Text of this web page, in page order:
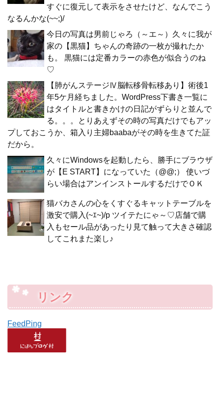
すぐに復元して表示をさせたけど、なんでこう
なるんかな(~~;)/
今日の写真は男前じゃろ（～エ～）久々に我が
家の【黒猫】ちゃんの奇跡の一枚が撮れたか
も。 黒猫には定番カラーの赤色が似合うのね
♡
【肺がんステージⅣ脳転移骨転移あり】術後1
年5ケ月経ちました。WordPress下書き一覧に
はタイトルと書きかけの日記がずらりと並んで
る。。。とりあえずその時の写真だけでもアッ
プしておこうか、箱入り主婦baabaがその時を生きてた証
だから。
久々にWindowsを起動したら、勝手にブラウザ
が【E START】になっていた（@@;） 使いづ
らい場合はアンインストールするだけでＯＫ
猫バカさんの心をくすぐるキャットテーブルを
激安で購入(~ｴ~)/p ツイテたにゃ～♡店舗で購
入もセール品があったり見て触って大きさ確認
してこれまた楽し♪
リンク
FeedPing